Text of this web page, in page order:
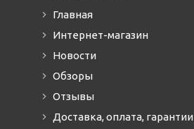
Главная
Интернет-магазин
Новости
Обзоры
Отзывы
Доставка, оплата, гарантии